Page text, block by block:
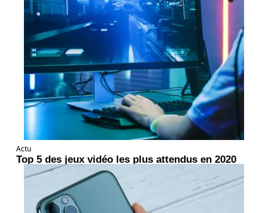
Actu
Top 5 des jeux vidéo les plus attendus en 2020